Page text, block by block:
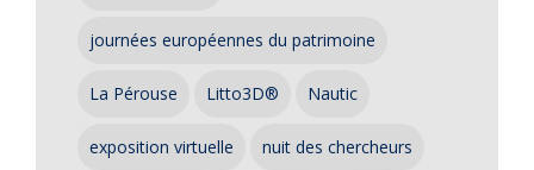
journées européennes du patrimoine
La Pérouse Litto3D® Nautic
exposition virtuelle nuit des chercheurs